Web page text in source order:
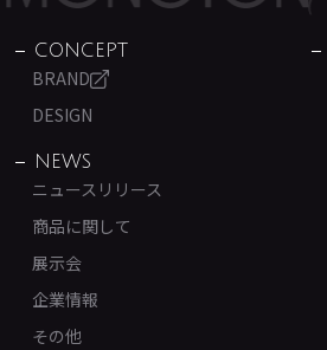
CONCEPT
BRAND
DESIGN
NEWS
ニュースリリース
商品に関して
展示会
企業情報
その他